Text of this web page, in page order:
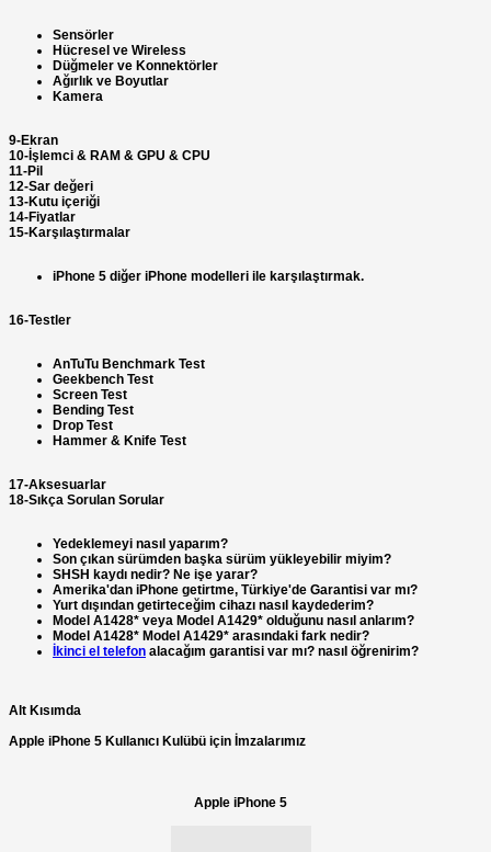
Sensörler
Hücresel ve Wireless
Düğmeler ve Konnektörler
Ağırlık ve Boyutlar
Kamera
9-Ekran
10-İşlemci & RAM & GPU & CPU
11-Pil
12-Sar değeri
13-Kutu içeriği
14-Fiyatlar
15-Karşılaştırmalar
iPhone 5 diğer iPhone modelleri ile karşılaştırmak.
16-Testler
AnTuTu Benchmark Test
Geekbench Test
Screen Test
Bending Test
Drop Test
Hammer & Knife Test
17-Aksesuarlar
18-Sıkça Sorulan Sorular
Yedeklemeyi nasıl yaparım?
Son çıkan sürümden başka sürüm yükleyebilir miyim?
SHSH kaydı nedir? Ne işe yarar?
Amerika'dan iPhone getirtme, Türkiye'de Garantisi var mı?
Yurt dışından getirteceğim cihazı nasıl kaydederim?
Model A1428* veya Model A1429* olduğunu nasıl anlarım?
Model A1428* Model A1429* arasındaki fark nedir?
İkinci el telefon alacağım garantisi var mı? nasıl öğrenirim?
Alt Kısımda
Apple iPhone 5 Kullanıcı Kulübü için İmzalarımız
Apple iPhone 5